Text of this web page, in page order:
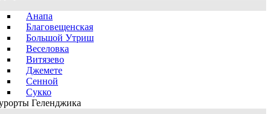
Анапа
Благовещенская
Большой Утриш
Веселовка
Витязево
Джемете
Сенной
Сукко
Геленджика